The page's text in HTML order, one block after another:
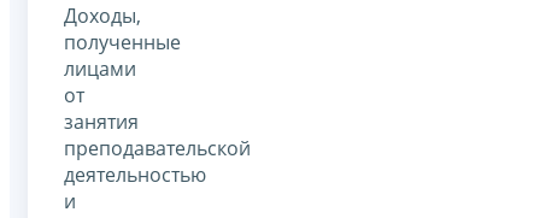
Доходы,
полученные
лицами
от
занятия
преподавательской
деятельностью
и